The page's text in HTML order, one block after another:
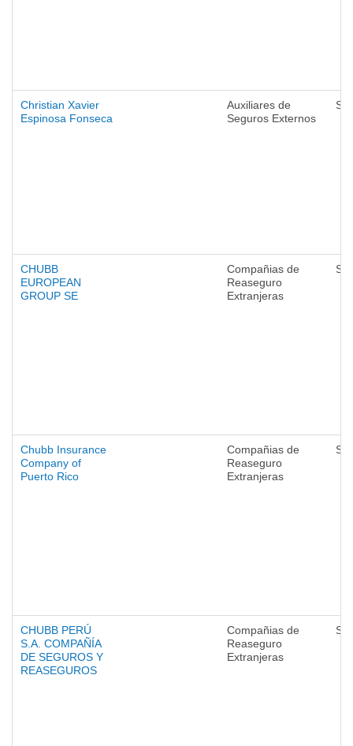
Christian Xavier
Espinosa Fonseca
Auxiliares de
Seguros Externos
CHUBB
EUROPEAN
GROUP SE
Compañias de
Reaseguro
Extranjeras
Chubb Insurance
Company of
Puerto Rico
Compañias de
Reaseguro
Extranjeras
CHUBB PERÚ
S.A. COMPAÑÍA
DE SEGUROS Y
REASEGUROS
Compañias de
Reaseguro
Extranjeras